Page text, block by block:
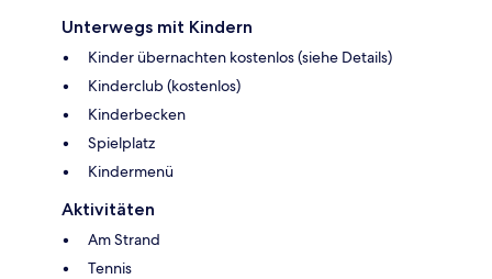
Unterwegs mit Kindern
Kinder übernachten kostenlos (siehe Details)
Kinderclub (kostenlos)
Kinderbecken
Spielplatz
Kindermenü
Aktivitäten
Am Strand
Tennis